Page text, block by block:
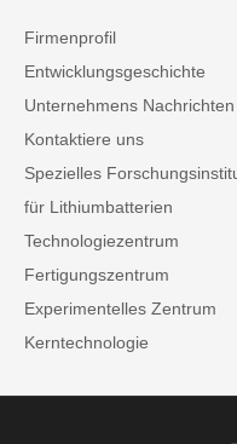
Firmenprofil
Entwicklungsgeschichte
Unternehmens Nachrichten
Kontaktiere uns
Spezielles
für Lithiumbatterien
Technologiezentrum
Fertigungszentrum
Experimentelles Zentrum
Kerntechnologie